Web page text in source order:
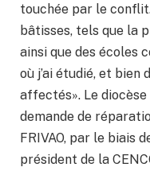
touchée par le
bâtisses, tels que la
ainsi que des écoles
où j’ai étudié, et bien
affectés». Le
demande de
FRIVAO, par le biais
président de la